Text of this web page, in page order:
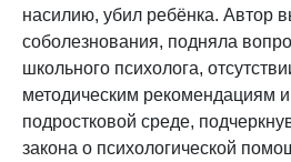
насилию, убил ребёнка. Автор
соболезнования, подняла
школьного психолога,
методическим рекомендациям
подростковой среде,
закона о психологической